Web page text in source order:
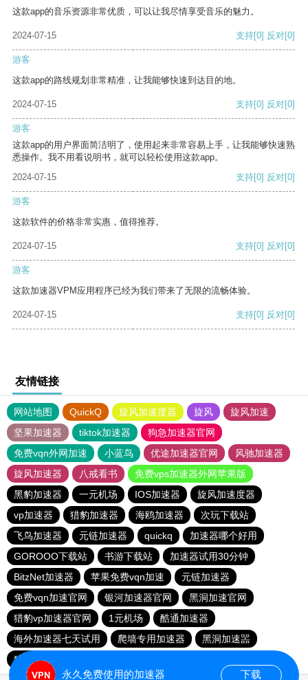
这款app的音乐资源非常优质，可以让我尽情享受音乐的魅力。
2024-07-15 支持[0] 反对[0]
游客
这款app的路线规划非常精准，让我能够快速到达目的地。
2024-07-15 支持[0] 反对[0]
游客
这款app的用户界面简洁明了，使用起来非常容易上手，让我能够快速熟
悉操作。我不用看说明书，就可以轻松使用这款app。
2024-07-15
支持[0] 反对[0]
游客
这款软件的价格非常实惠，值得推荐。
2024-07-15 支持[0] 反对[0]
游客
这款加速器VPM应用程序已经为我们带来了无限的流畅体验。
2024-07-15 支持[0] 反对[0]
友情链接
网站地图 QuickQ 旋风加速度器 旋风
旋风加速
坚果加速器
tiktok加速器
狗急加速器官网
免费vqn外网加速
小蓝鸟 优途加速器官网
风驰加速器
旋风加速器
八戒看书
免费vps加速器外网苹果版
黑豹加速器
一元机场 IOS加速器
旋风加速度器
vp加速器
猎豹加速器 海鸥加速器
次玩下载站
飞鸟加速器
元链加速器 quickq
加速器哪个好用
GOROOO下载站
书游下载站
加速器试用30分钟
BitzNet加速器
苹果免费vqn加速
元链加速器
免费vqn加速官网
银河加速器官网
黑洞加速官网
猎豹vp加速器官网
1元机场
酷通加速器
海外加速器七天试用
爬墙专用加速器
黑洞加速噐
猎豹加速器官网
永久免费使用的加速器 下载